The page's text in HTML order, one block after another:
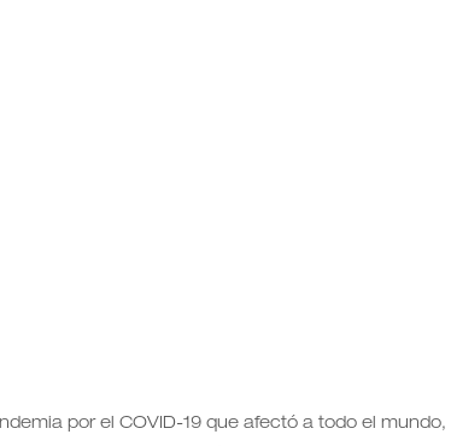
por el COVID-19 que afectó a todo el mundo,